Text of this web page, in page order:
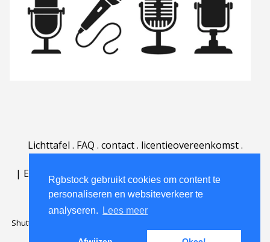
Rgbstock gebruikt cookies om content te
personaliseren en websiteverkeer te
analyseren.
Lees meer
Lichttafel . FAQ . contact. licentieovereenkomst.
| English | Deutsch Español | Português
Nederlands|
Shutterstock official partner of Rgbstock
Rgbstock